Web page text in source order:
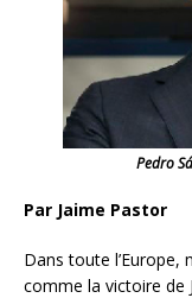
Pedro
Par Jaime Pastor
Dans toute l’Europe,
comme la victoire de